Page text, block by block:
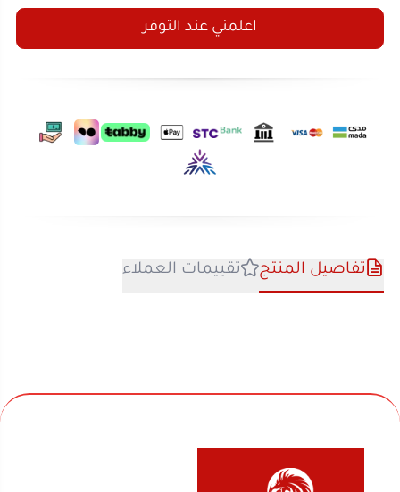
تقييمات العملاء
في بيع السلع المنزلية والأجهزة الكهربائية والألعاب